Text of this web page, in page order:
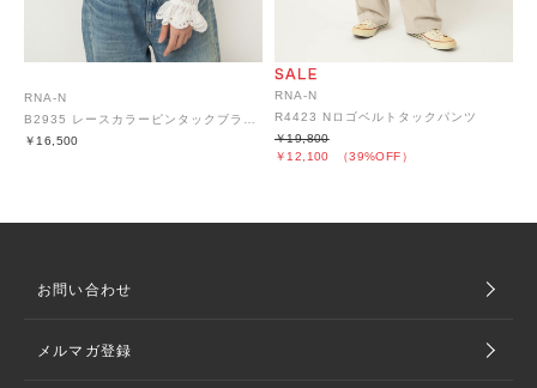
RNA-N
￥16,500
RNA-N
R4423 Nロゴベルトタックパンツ
￥12,100 （39%OFF）
￥19,800
お問い合わせ
メルマガ登録